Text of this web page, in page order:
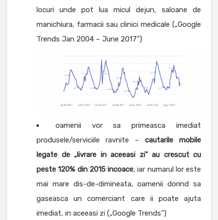
locuri unde pot lua micul dejun, saloane de
manichiura, farmacii sau clinici medicale („Google
Trends Jan 2004 – June 2017”)
oamenii vor sa primeasca imediat
produsele/serviciile ravnite – cautarile mobile
legate de „livrare in aceeasi zi” au crescut cu
peste 120% din 2015 incoace, iar numarul lor este
mai mare dis-de-dimineata, oamenii dorind sa
gaseasca un comerciant care ii poate ajuta
imediat, in aceeasi zi („Google Trends”)